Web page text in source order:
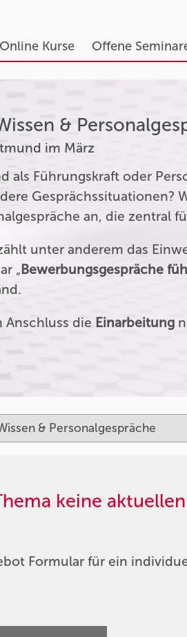
Online Kurse Offene
&
im März
als Führungskraft oder
Gesprächssituationen?
an, die zentral
unter anderem das
„Bewerbungsgespräche
Anschluss die Einarbeitung
keine aktuellen
Formular für ein